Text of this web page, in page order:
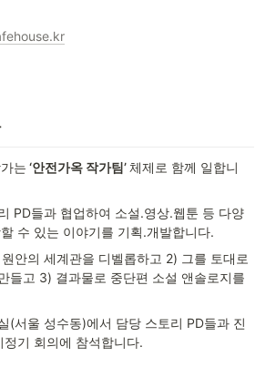
는 ‘안전가옥 작가팀’ 체제로 함께 일합니
PD들과 협업하여 소설.영상.웹툰 등 다양
수 있는 이야기를 기획.개발합니다.
안의 세계관을 디벨롭하고 2) 그를 토대로
들고 3) 결과물로 중단편 소설 앤솔로지를
(서울 성수동)에서 담당 스토리 PD들과 진
정기 회의에 참석합니다.